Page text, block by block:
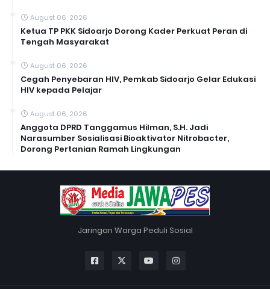
August 06, 2026
Ketua TP PKK Sidoarjo Dorong Kader Perkuat Peran di
Tengah Masyarakat
August 06, 2026
Cegah Penyebaran HIV, Pemkab Sidoarjo Gelar Edukasi
HIV kepada Pelajar
August 06, 2026
Anggota DPRD Tanggamus Hilman, S.H. Jadi
Narasumber Sosialisasi Bioaktivator Nitrobacter,
Dorong Pertanian Ramah Lingkungan
Jaringan Warga Peduli Sosial